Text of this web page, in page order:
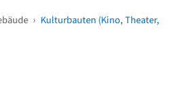
› Kulturbauten (Kino, Theater,